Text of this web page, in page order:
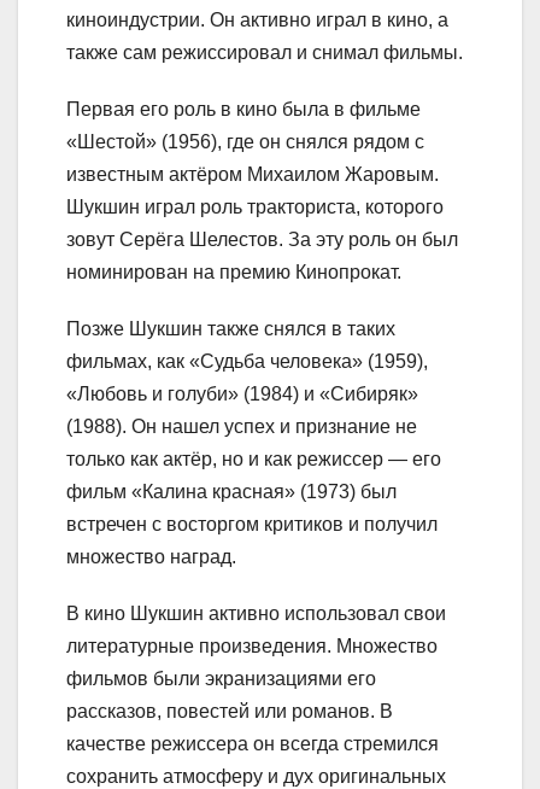
киноиндустрии. Он активно играл в кино, а
также сам режиссировал и снимал фильмы.
Первая его роль в кино была в фильме
«Шестой» (1956), где он снялся рядом с
известным актёром Михаилом Жаровым.
Шукшин играл роль тракториста, которого
зовут Серёга Шелестов. За эту роль он был
номинирован на премию Кинопрокат.
Позже Шукшин также снялся в таких
фильмах, как «Судьба человека» (1959),
«Любовь и голуби» (1984) и «Сибиряк»
(1988). Он нашел успех и признание не
только как актёр, но и как режиссер — его
фильм «Калина красная» (1973) был
встречен с восторгом критиков и получил
множество наград.
В кино Шукшин активно использовал свои
литературные произведения. Множество
фильмов были экранизациями его
рассказов, повестей или романов. В
качестве режиссера он всегда стремился
сохранить атмосферу и дух оригинальных